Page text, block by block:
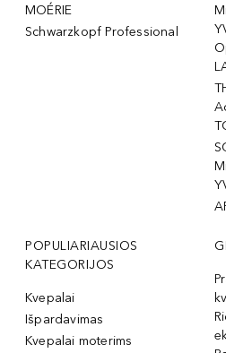
MOÉRIE
Schwarzkopf Professional
POPULIARIAUSIOS
KATEGORIJOS
Kvepalai
Išpardavimas
Kvepalai moterims